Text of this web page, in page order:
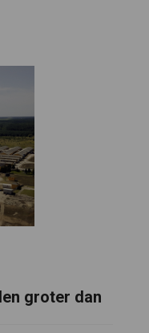
groter dan